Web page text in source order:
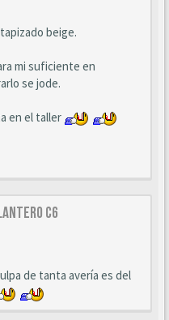
beige.
mi suficiente en
se jode.
en el taller
C6
de tanta avería es del